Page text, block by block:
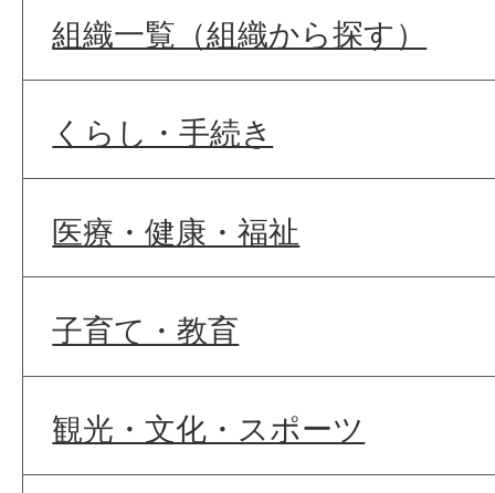
組織一覧（組織から探す）
くらし・手続き
医療・健康・福祉
子育て・教育
観光・文化・スポーツ